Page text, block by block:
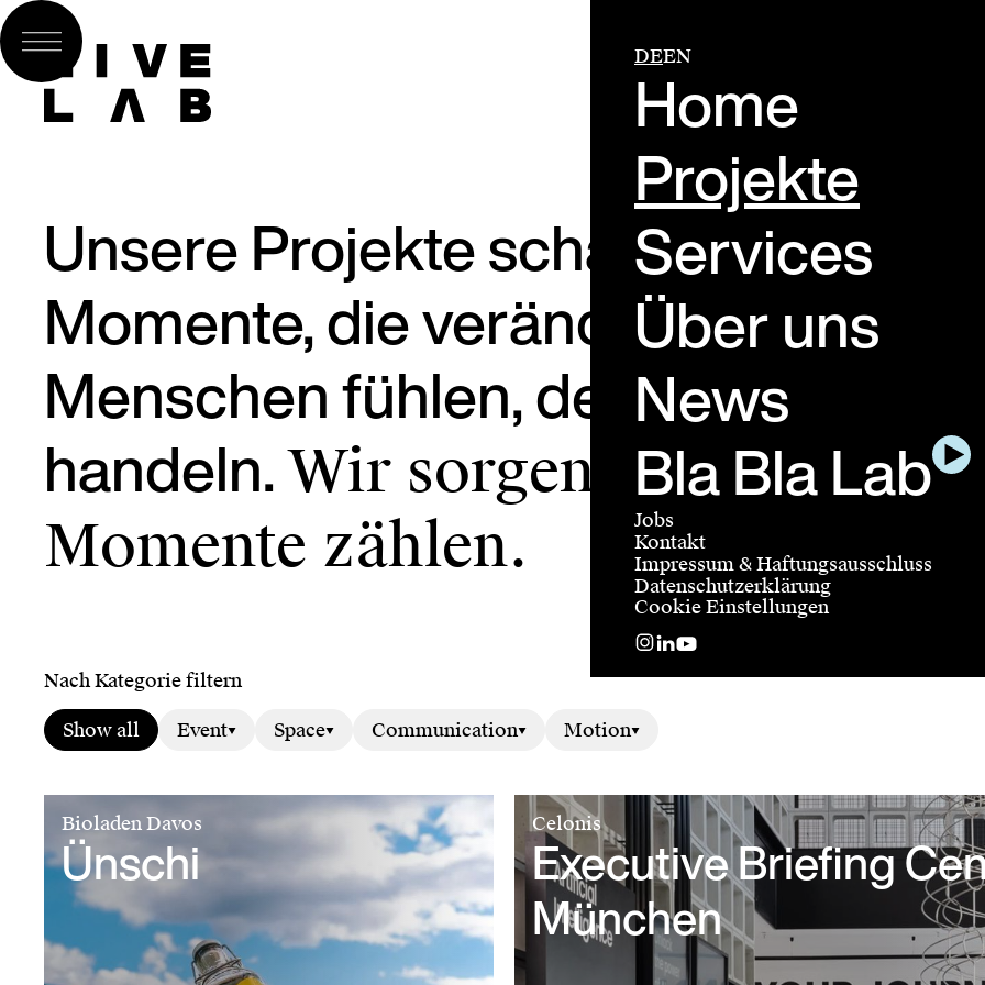
DEEN
Home
Projekte
Services
Über uns
News
Bla Bla Lab
Jobs
Kontakt
Impressum & Haftungsausschluss
Datenschutzerklärung
Cookie Einstellungen
Unsere Projekte schaffen Live-
Momente, die verändern, wie
Menschen fühlen, denken und
handeln.Wir sorgen dafür, dass
Momente zählen.
Nach Kategorie filtern
Show all Event Space Communication Motion
Bioladen Davos
Ünschi
Celonis
Executive Briefing
München